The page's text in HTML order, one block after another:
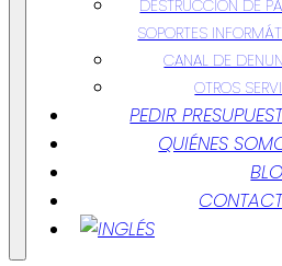
DESTRUCCIÓN DE
SOPORTES
CANAL DE
OTROS
PEDIR
QUIÉNES